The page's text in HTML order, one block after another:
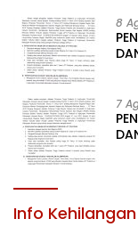
LINGKUNGAN
8
7
Info Kehilangan